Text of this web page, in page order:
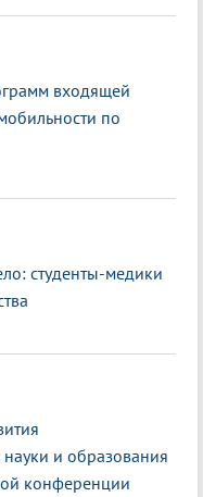
входящей
по
студенты-медики
и образования
конференции